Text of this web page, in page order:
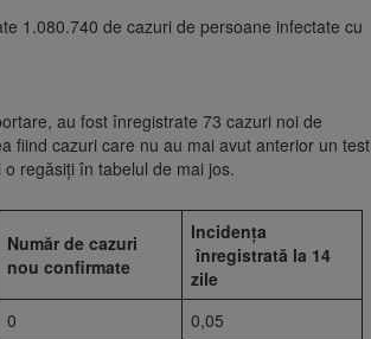
1.080.740 de cazuri de persoane infectate cu
au fost înregistrate 73 cazuri noi de
fiind cazuri care nu au mai avut anterior un test
regăsiți în tabelul de mai jos.
Număr de cazuri
nou confirmate
Incidența
înregistrată la 14
zile
0
0,05